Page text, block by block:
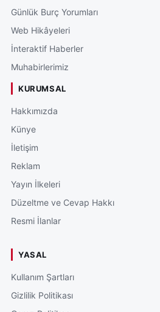
Günlük Burç Yorumları
Web Hikâyeleri
İnteraktif Haberler
Muhabirlerimiz
KURUMSAL
Hakkımızda
Künye
İletişim
Reklam
Yayın İlkeleri
Düzeltme ve Cevap Hakkı
Resmi İlanlar
YASAL
Kullanım Şartları
Gizlilik Politikası